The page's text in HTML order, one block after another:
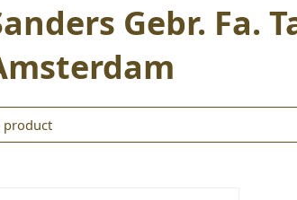
Gebr. Fa.
product